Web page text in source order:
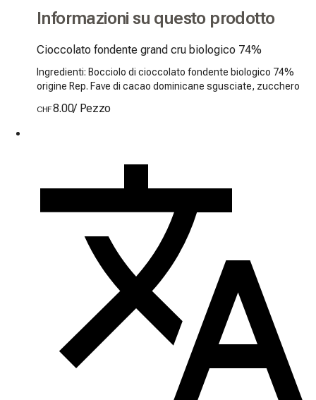
Informazioni su questo prodotto
Cioccolato fondente grand cru biologico 74%
Ingredienti: Bocciolo di cioccolato fondente biologico 74%
origine Rep. Fave di cacao dominicane sgusciate, zucchero
CHF8.00/ Pezzo